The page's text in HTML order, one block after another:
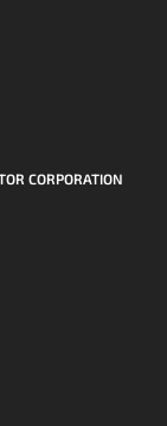
CORPORATION